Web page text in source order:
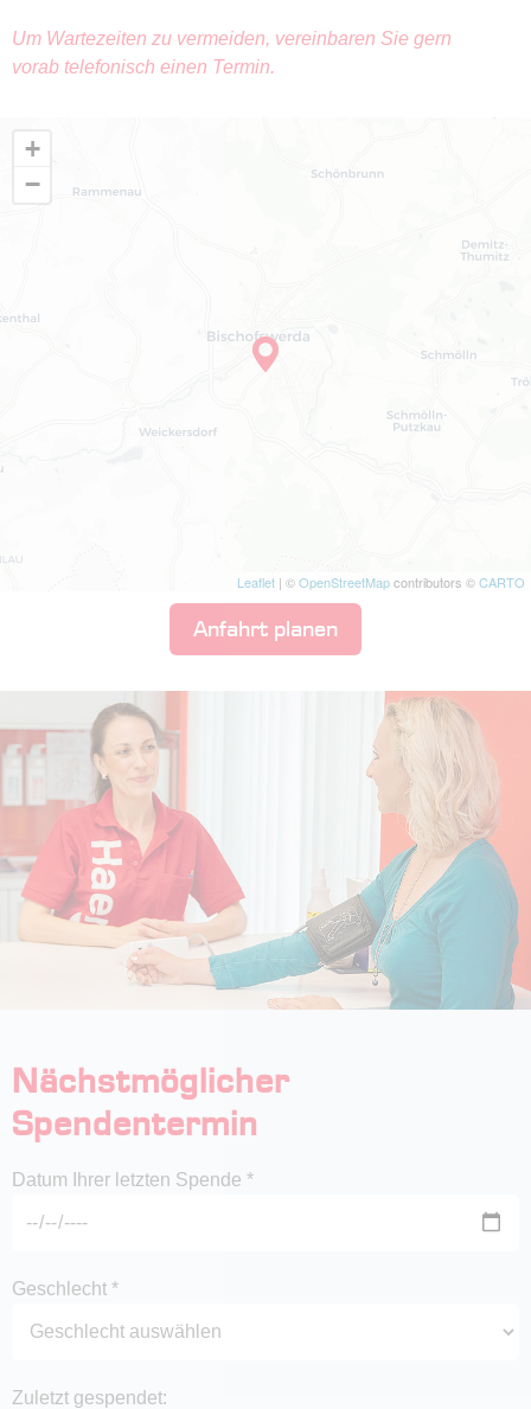
Um Wartezeiten zu vermeiden, vereinbaren Sie gern
vorab telefonisch einen Termin.
+
−
Leaflet | ©OpenStreetMapcontributors ©CARTO
Anfahrt planen
Nächstmöglicher
Spendentermin
Datum Ihrer letzten Spende *
Geschlecht *
Zuletzt gespendet: